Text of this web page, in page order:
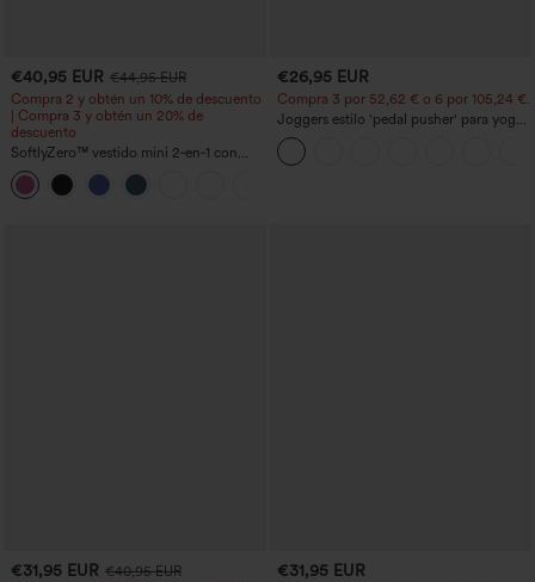
€40,95 EUR €44,95 EUR
Compra 2 y obtén un 10% de descuento
| Compra 3 y obtén un 20% de
descuento
SoftlyZero™ vestido mini 2‑en‑1 con
escote en U aireado y bolsillos,
InstantCool, para baile y actividad —
facilísimo
€26,95 EUR
Compra 3 por 52,62 € o 6 por 105,24 €.
Joggers estilo 'pedal pusher' para yoga
de talle alto, fruncidos y jaspeados, con
bolsillos
€31,95 EUR €40,95 EUR
€31,95 EUR